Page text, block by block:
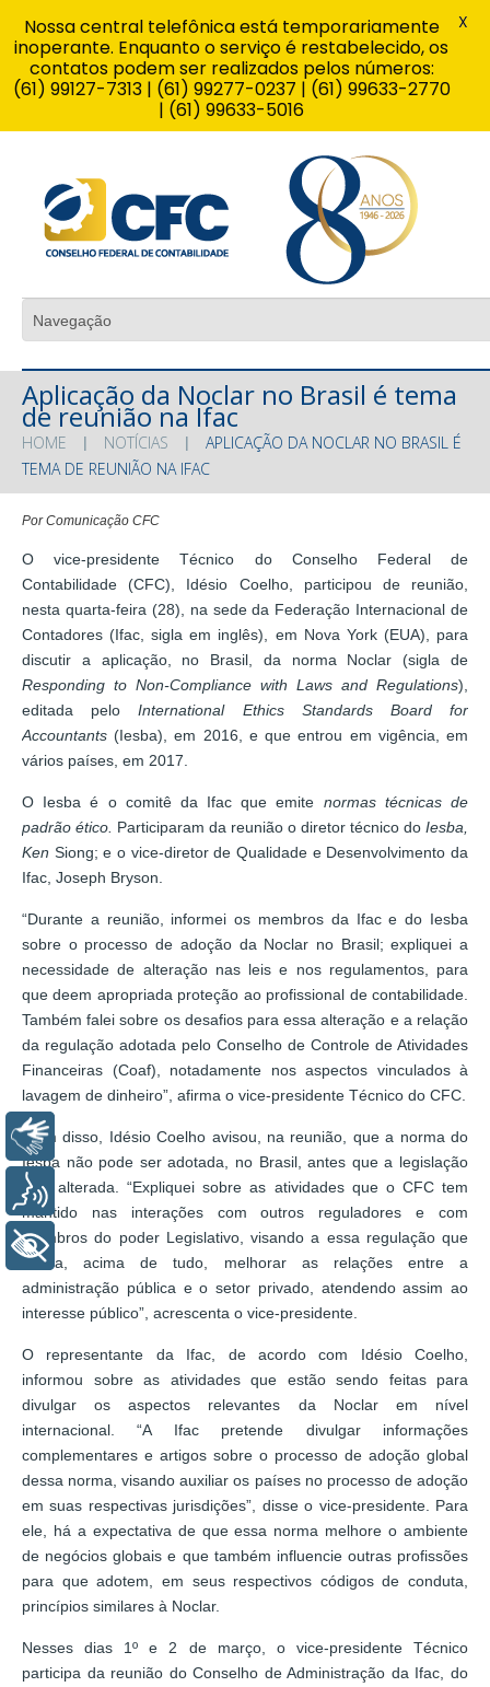
Aplicação da Noclar no Brasil é tema
de reunião na Ifac
HOME NOTÍCIAS
APLICAÇÃO DA NOCLAR NO BRASIL É
TEMA DE REUNIÃO NA IFAC
Por Comunicação CFC
O vice-presidente Técnico do Conselho Federal de
Contabilidade (CFC), Idésio Coelho, participou de reunião,
nesta quarta-feira (28), na sede da Federação Internacional de
Contadores (Ifac, sigla em inglês), em Nova York (EUA), para
discutir a aplicação, no Brasil, da norma Noclar (sigla de
Responding to Non-Compliance with Laws and Regulations),
editada peloInternational Ethics Standards Board for
Accountants (Iesba), em 2016, e que entrou em vigência, em
vários países, em 2017.
O Iesba é o comitê da Ifac que emite normas técnicas de
padrão ético. Participaram da reunião o diretor técnico do Iesba,
Ken Siong; e o vice-diretor de Qualidade e Desenvolvimento da
Ifac, Joseph Bryson.
“Durante a reunião, informei os membros da Ifac e do Iesba
sobre o processo de adoção da Noclar no Brasil; expliquei a
necessidade de alteração nas leis e nos regulamentos, para
que deem apropriada proteção ao profissional de contabilidade.
Também falei sobre os desafios para essa alteração e a relação
da regulação adotada pelo Conselho de Controle de Atividades
Financeiras (Coaf), notadamente nos aspectos vinculados à
lavagem de dinheiro”, afirma o vice-presidente Técnico do CFC.
Além disso, Idésio Coelho avisou, na reunião, que a norma do
Iesba não pode ser adotada, no Brasil, antes que a legislação
seja alterada. “Expliquei sobre as atividades que o CFC tem
mantido nas interações com outros reguladores e com
membros do poder Legislativo, visando a essa regulação que
busca, acima de tudo, melhorar as relações entre a
administração pública e o setor privado, atendendo assim ao
interesse público”, acrescenta o vice-presidente.
O representante da Ifac, de acordo com Idésio Coelho,
informou sobre as atividades que estão sendo feitas para
divulgar os aspectos relevantes da Noclar em nível
internacional. “A Ifac pretende divulgar informações
complementares e artigos sobre o processo de adoção global
dessa norma, visando auxiliar os países no processo de adoção
em suas respectivas jurisdições”, disse o vice-presidente. Para
ele, há a expectativa de que essa norma melhore o ambiente
de negócios globais e que também influencie outras profissões
para que adotem, em seus respectivos códigos de conduta,
princípios similares à Noclar.
Nesses dias 1º e 2 de março, o vice-presidente Técnico
participa da reunião do Conselho de Administração da Ifac, do
Nossa central telefônica está temporariamente
inoperante. Enquanto o serviço é restabelecido, os
contatos podem ser realizados pelos números:
(61) 99127-7313 | (61) 99277-0237 | (61) 99633-2770
| (61) 99633-5016
X
Libras
Voz
+ Acessibilidade